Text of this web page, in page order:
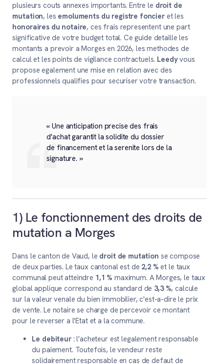
plusieurs couts annexes importants. Entre le droit de
mutation, les emoluments du registre foncieret les
honoraires du notaire, ces frais representent une part
significative de votre budget total. Ce guide detaille les
montants a prevoir a Morges en 2026, les methodes de
calcul et les points de vigilance contractuels. Leedyvous
propose egalement une mise en relation avec des
professionnels qualifies pour securiser votre transaction.
« Une anticipation precise des frais
d'achat garantit la solidite du dossier
de financement et la serenite lors de la
signature. »
1) Le fonctionnement des droits de
mutation a Morges
Dans le canton de Vaud, le droit de mutation se compose
de deux parties. Le taux cantonal est de 2,2 % et le taux
communal peut atteindre 1,1 % maximum. A Morges, le taux
global applique correspond au standard de 3,3 %, calcule
sur la valeur venale du bien immobilier, c'est-a-dire le prix
de vente. Le notaire se charge de percevoir ce montant
pour le reverser a l'Etat et a la commune.
Le debiteur: l'acheteur est legalement responsable
du paiement. Toutefois, le vendeur reste
solidairement responsable en cas de defaut de